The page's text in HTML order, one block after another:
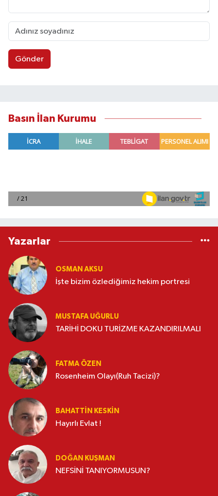
Gönder
Basın İlan Kurumu
Yazarlar
OSMAN AKSU
İşte bizim özlediğimiz hekim portresi
MUSTAFA UĞURLU
TARİHİ DOKU TURİZME KAZANDIRILMALI
FATMA ÖZEN
Rosenheim Olayı(Ruh Tacizi)?
BAHATTIN KESKİN
Hayırlı Evlat !
DOĞAN KUŞMAN
NEFSİNİ TANIYORMUSUN?